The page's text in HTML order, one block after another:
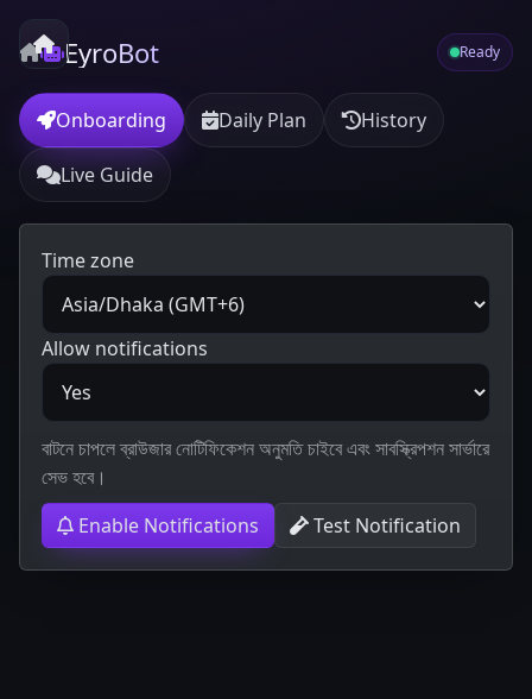
EyroBot Ready
Onboarding Daily Plan History
Live Guide
Time zone
Allow notifications
বাটনে চাপলে ব্রাউজার নোটিফিকেশন অনুমতি চাইবে এবং সাবস্ক্রিপশন সার্ভারে
সেভ হবে।
Enable Notifications
Test Notification